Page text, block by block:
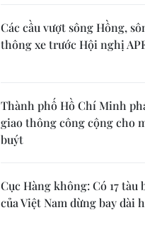
Các cầu vượt sông Hồng,
thông xe trước Hội nghị
Thành phố Hồ Chí Minh
giao thông công cộng cho
buýt
Cục Hàng không: Có 17 tàu
của Việt Nam dừng bay dài